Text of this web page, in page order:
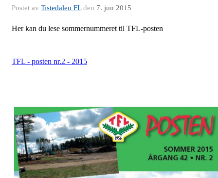
Postet av Tistedalen FLden 7. jun 2015
Her kan du lese sommernummeret til TFL-posten
TFL - posten nr.2 - 2015